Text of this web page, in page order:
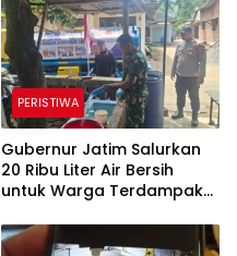
PERISTIWA
Gubernur Jatim Salurkan
20 Ribu Liter Air Bersih
untuk Warga Terdampak
Trenggalek